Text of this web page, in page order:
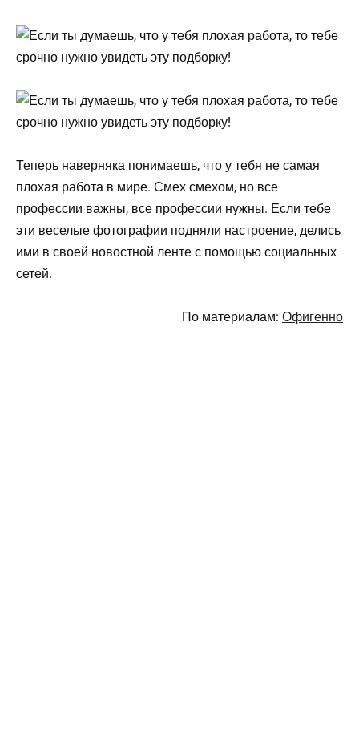
Теперь наверняка понимаешь, что у тебя не самая
плохая работа в мире. Смех смехом, но все
профессии важны, все профессии нужны. Если тебе
эти веселые фотографии подняли настроение, делись
ими в своей новостной ленте с помощью социальных
сетей.
По материалам: Офигенно